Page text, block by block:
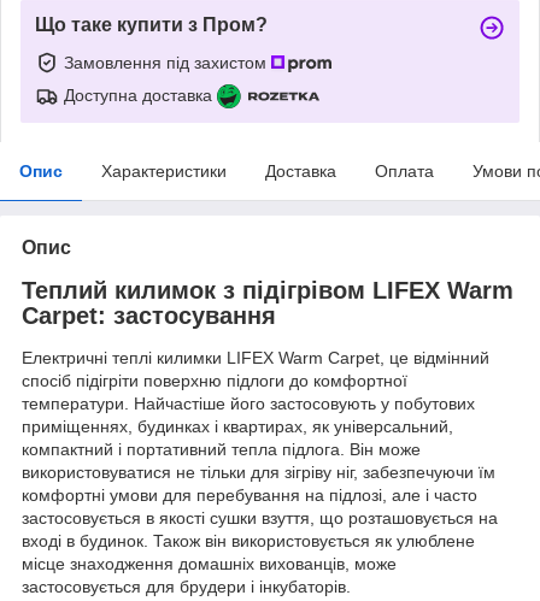
Що таке купити з Пром?
Замовлення під захистом
Доступна доставка
Опис Характеристики Доставка Оплата Умови
Опис
Теплий килимок з підігрівом LIFEX Warm
Carpet: застосування
Електричні теплі килимки LIFEX Warm Carpet, це відмінний
спосіб підігріти поверхню підлоги до комфортної
температури. Найчастіше його застосовують у побутових
приміщеннях, будинках і квартирах, як універсальний,
компактний і портативний тепла підлога. Він може
використовуватися не тільки для зігріву ніг, забезпечуючи їм
комфортні умови для перебування на підлозі, але і часто
застосовується в якості сушки взуття, що розташовується на
вході в будинок. Також він використовується як улюблене
місце знаходження домашніх вихованців, може
застосовується для брудери і інкубаторів.